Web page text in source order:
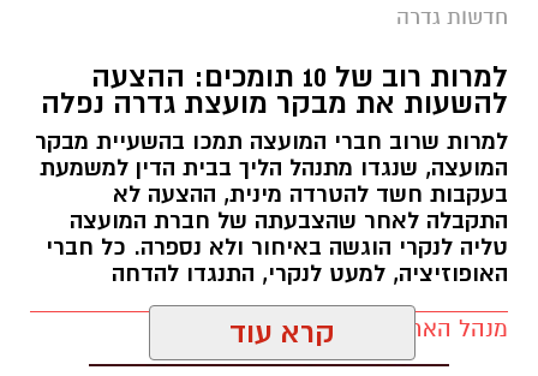
חדשות גדרה
למרות רוב של 10 תומכים: ההצעה
להשעות את מבקר מועצת גדרה נפלה
למרות שרוב חברי המועצה תמכו בהשעיית מבקר
המועצה, שנגדו מתנהל הליך בבית הדין למשמעת
בעקבות חשד להטרדה מינית, ההצעה לא
התקבלה לאחר שהצבעתה של חברת המועצה
טליה לנקרי הוגשה באיחור ולא נספרה. כל חברי
האופוזיציה, למעט לנקרי, התנגדו להדחה
מנהל האתר / 17:29 06.08.26 קרא עוד